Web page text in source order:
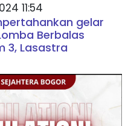
11:54
gelar
Berbalas
3, Lasastra